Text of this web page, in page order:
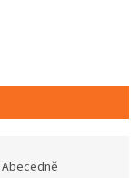
Abecedně